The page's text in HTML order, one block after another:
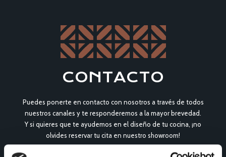
CONTACTO
Puedes ponerte en contacto con nosotros a través de todos
nuestros canales y te responderemos a la mayor brevedad.
Y si quieres que te ayudemos en el diseño de tu cocina, ¡no
olvides reservar tu cita en nuestro showroom!